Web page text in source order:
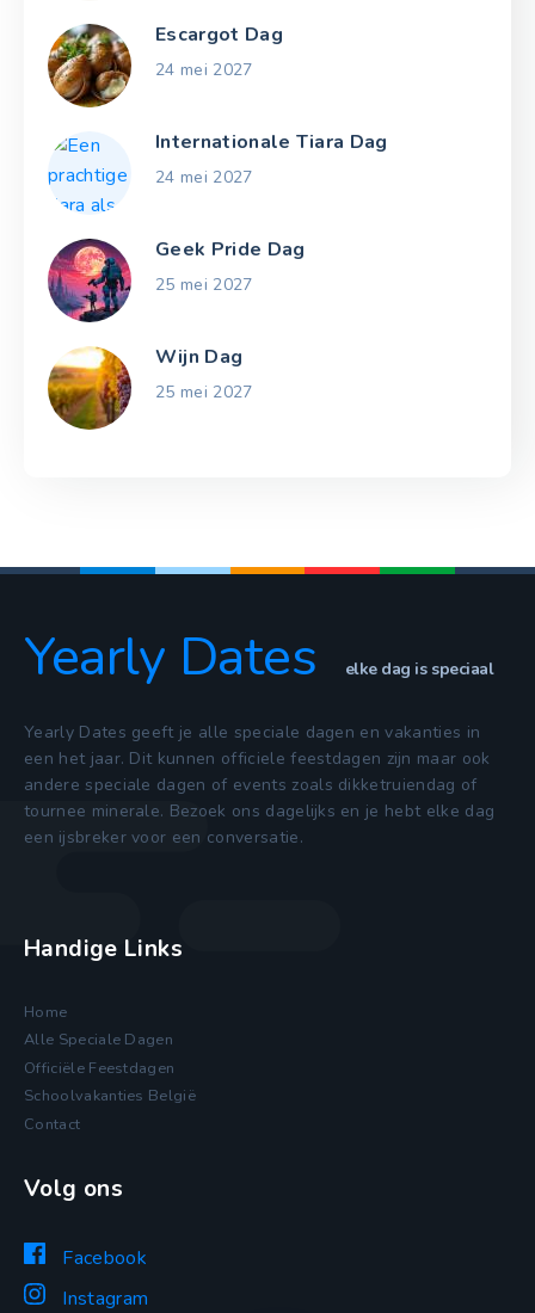
Escargot Dag
24 mei 2027
Internationale Tiara Dag
24 mei 2027
Geek Pride Dag
25 mei 2027
Wijn Dag
25 mei 2027
Yearly Dates elke dag is speciaal
Yearly Dates geeft je alle speciale dagen en vakanties in
een het jaar. Dit kunnen officiele feestdagen zijn maar ook
andere speciale dagen of events zoals dikketruiendag of
tournee minerale. Bezoek ons dagelijks en je hebt elke dag
een ijsbreker voor een conversatie.
Handige Links
Home
Alle Speciale Dagen
Officiële Feestdagen
Schoolvakanties België
Contact
Volg ons
Facebook
Instagram